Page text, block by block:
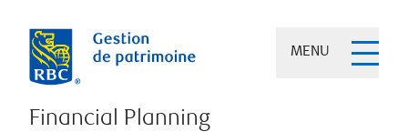
MENU
Financial Planning